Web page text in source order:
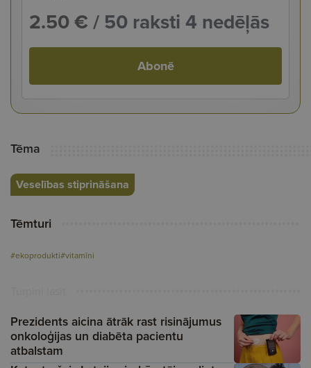
2.50 €/ 50 raksti 4 nedēļās
Abonē
Tēma
Veselības stiprināšana
Tēmturi
#ekoprodukti#vitamīni
Prezidents aicina ātrāk rast risinājumus
onkoloģijas un diabēta pacientu
atbalstam